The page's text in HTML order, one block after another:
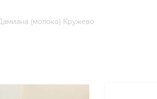
(молоко) Кружево